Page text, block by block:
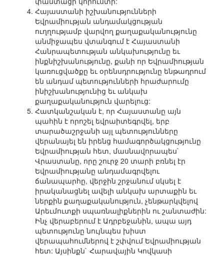
Հայաստանի իշխանությունների
Եվրամիության անդամակցության
ուղղությամբ վարվող քաղաքականությունը
անմիջապես վտանգում է Հայաստանի
Հանրապետության անկախությունը եւ
ինքնիշխանությունը, քանի որ Եվրամիության
կառուցվածքը եւ օրենսդրությունը ենթադրում
են անդամ պետությունների հրաժարումը
ինիշխանությունից եւ անկախ
քաղաքականություն վարելուց:
Հատկանշական է, որ Հայաստանը այն
պահին է որոշել եվրաիտեգրվել, երբ
տարածաշրջանի այլ պետությունները
վերանայել են իրենց համագործակցությունը
Եվրամիության հետ, մասնավորապես`
Վրաստանը, որը շուրջ 20 տարի բռնել էր
Եվրամիությանը անդամագրվելու
ճանապարհը, վերջին շրջանում սկսել է
իրականացնել ավելի անկախ արտաքին եւ
ներքին քաղաքականություն, չենթարկվելով
Արեւմուտքի սպառնալիքներին ու շանտաժին:
Ինչ վերաբերում է Ադրբեջանին, ապա այդ
պետությունը նույնպես խիստ
վերապահումներով է շփվում Եվրամիության
հետ: Այսինքն` Հարավային Կովկասի